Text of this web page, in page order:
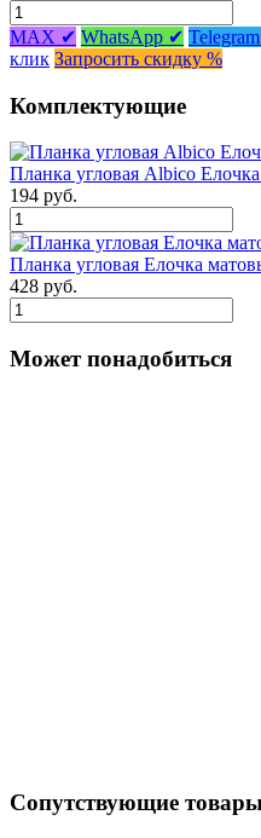
MAX ✔ WhatsApp ✔
клик Запросить скидку %
Комплектующие
Планка угловая Albico
194 руб.
Планка угловая Елочка
428 руб.
Может понадобиться
Сопутствующие